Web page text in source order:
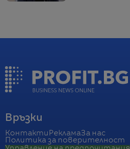
Връзки
Контакти РекламаЗа нас
Политика за поверителност